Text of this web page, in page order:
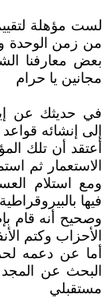
لست مؤهلة
من زمن الوحدة
بعض معارفنا
مجانين يا حرام
في حديثك عن
إلى إنشائه
أعتقد أن تلك
الاستعمار ثم
ومع استلام
فيها
وصحيح أنه قام
الأحزاب وكتم
أما عن دعمه
البحث عن
مستقبلي